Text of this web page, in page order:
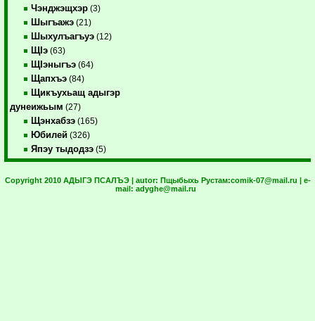
Чэнджэщхэр (3)
Шыгъажэ (21)
Шыхулъагъуэ (12)
ЩIэ (63)
ЩIэныгъэ (64)
Щапхъэ (84)
Щикъухьащ адыгэр
дунеижьым (27)
Щэнхабзэ (165)
Юбилей (326)
Япэу тыдодзэ (5)
Copyright 2010 АДЫГЭ ПСАЛЪЭ | autor: Пщыбыхь Рустам:comik-07@mail.ru | e-
mail: adyghe@mail.ru